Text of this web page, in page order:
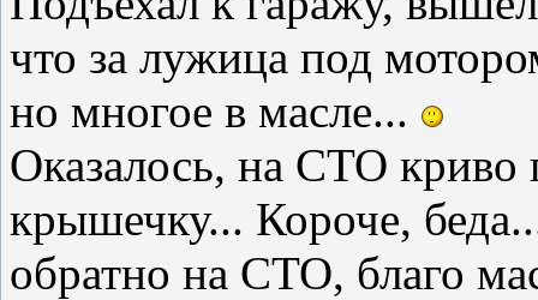
что за лужица под
но многое в масле...
Оказалось, на СТО
крышечку... Короче,
обратно на СТО, благо